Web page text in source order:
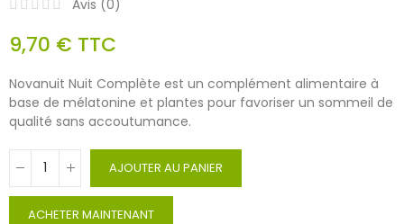
Avis (0)
9,70 € TTC
Novanuit Nuit Complète est un complément alimentaire à
base de mélatonine et plantes pour favoriser un sommeil de
qualité sans accoutumance.
AJOUTER AU PANIER
ACHETER MAINTENANT